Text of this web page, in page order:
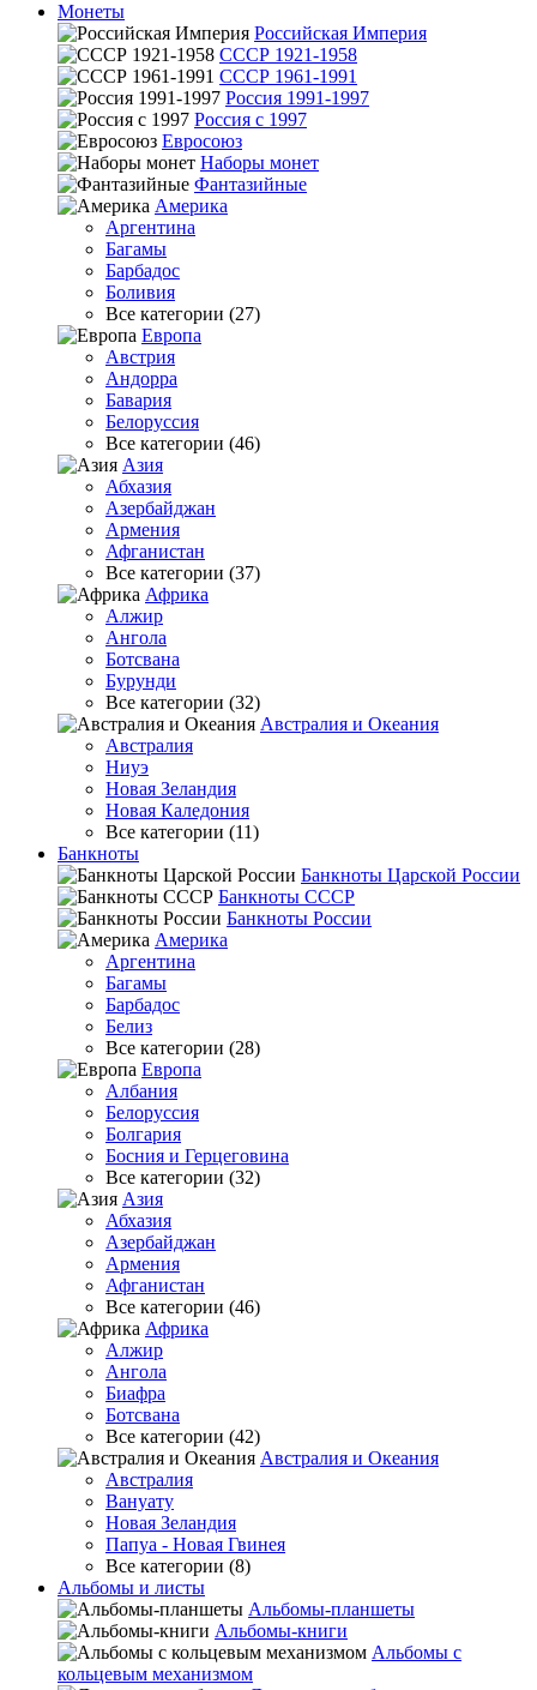
Монеты
Российская Империя
СССР 1921-1958
СССР 1961-1991
Россия 1991-1997
Россия с 1997
Евросоюз
Наборы монет
Фантазийные
Америка
Аргентина
Багамы
Барбадос
Боливия
Все категории (27)
Европа
Австрия
Андорра
Бавария
Белоруссия
Все категории (46)
Азия
Абхазия
Азербайджан
Армения
Афганистан
Все категории (37)
Африка
Алжир
Ангола
Ботсвана
Бурунди
Все категории (32)
Австралия и Океания
Австралия
Ниуэ
Новая Зеландия
Новая Каледония
Все категории (11)
Банкноты
Банкноты Царской России
Банкноты СССР
Банкноты России
Америка
Аргентина
Багамы
Барбадос
Белиз
Все категории (28)
Европа
Албания
Белоруссия
Болгария
Босния и Герцеговина
Все категории (32)
Азия
Абхазия
Азербайджан
Армения
Афганистан
Все категории (46)
Африка
Алжир
Ангола
Биафра
Ботсвана
Все категории (42)
Австралия и Океания
Австралия
Вануату
Новая Зеландия
Папуа - Новая Гвинея
Все категории (8)
Альбомы и листы
Альбомы-планшеты
Альбомы-книги
Альбомы с
кольцевым механизмом